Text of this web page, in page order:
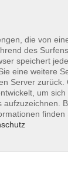
die von
des
speichert
eine weitere
Server
um
finden